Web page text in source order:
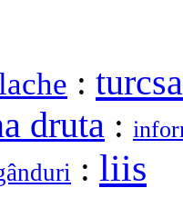
:
druta :
: liis